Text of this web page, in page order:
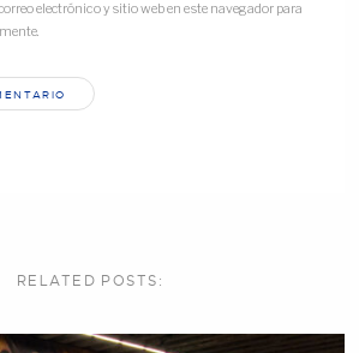
electrónico y sitio web en este navegador para
RELATED POSTS: